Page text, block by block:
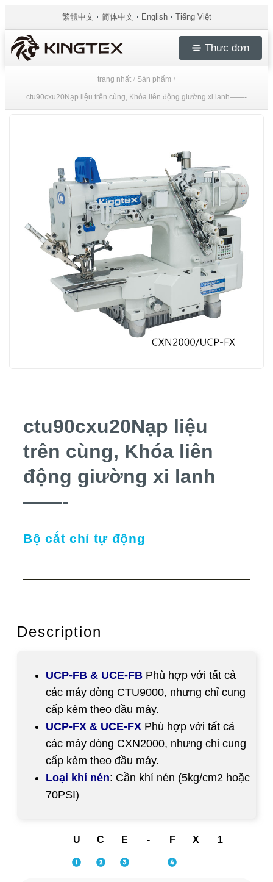
繁體中文 简体中文 English Tiếng Việt
Thực đơn
trang nhất / Sản phẩm /
ctu90cxu20Nạp liệu trên cùng, Khóa liên động giường xi lanh——-
ctu90cxu20Nạp liệu
trên cùng, Khóa liên
động giường xi lanh
——-
Bộ cắt chỉ tự động
Description
UCP-FB & UCE-FB Phù hợp với tất cả
các máy dòng CTU9000, nhưng chỉ cung
cấp kèm theo đầu máy.
UCP-FX & UCE-FX Phù hợp với tất cả
các máy dòng CXN2000, nhưng chỉ cung
cấp kèm theo đầu máy.
Loại khí nén: Cần khí nén (5kg/cm2 hoặc
70PSI)
U C E - F X 1